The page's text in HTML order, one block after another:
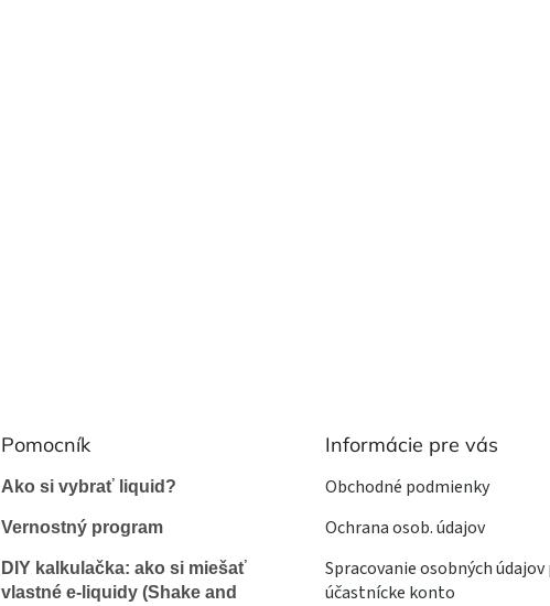
Pomocník
Ako si vybrať liquid?
Vernostný program
DIY kalkulačka: ako si miešať
vlastné e-liquidy (Shake and
Informácie pre vás
Obchodné podmienky
Ochrana osob. údajov
Spracovanie osobných údajov
účastnícke konto